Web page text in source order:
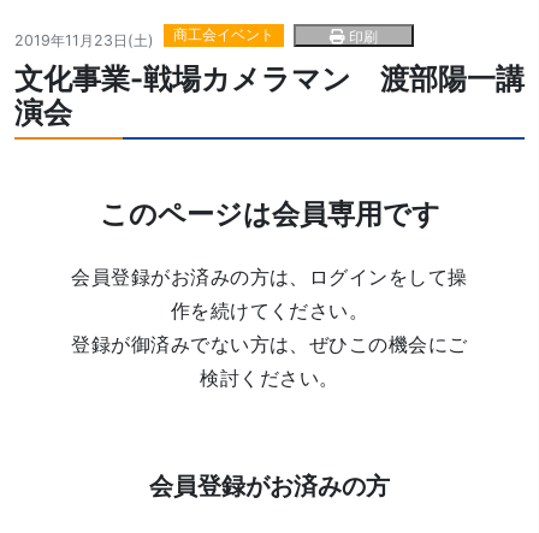
2019年11月23日(土) 商工会イベント 印刷
文化事業-戦場カメラマン 渡部陽一講
演会
このページは会員専用です
会員登録がお済みの方は、ログインをして操
作を続けてください。
登録が御済みでない方は、ぜひこの機会にご
検討ください。
会員登録がお済みの方